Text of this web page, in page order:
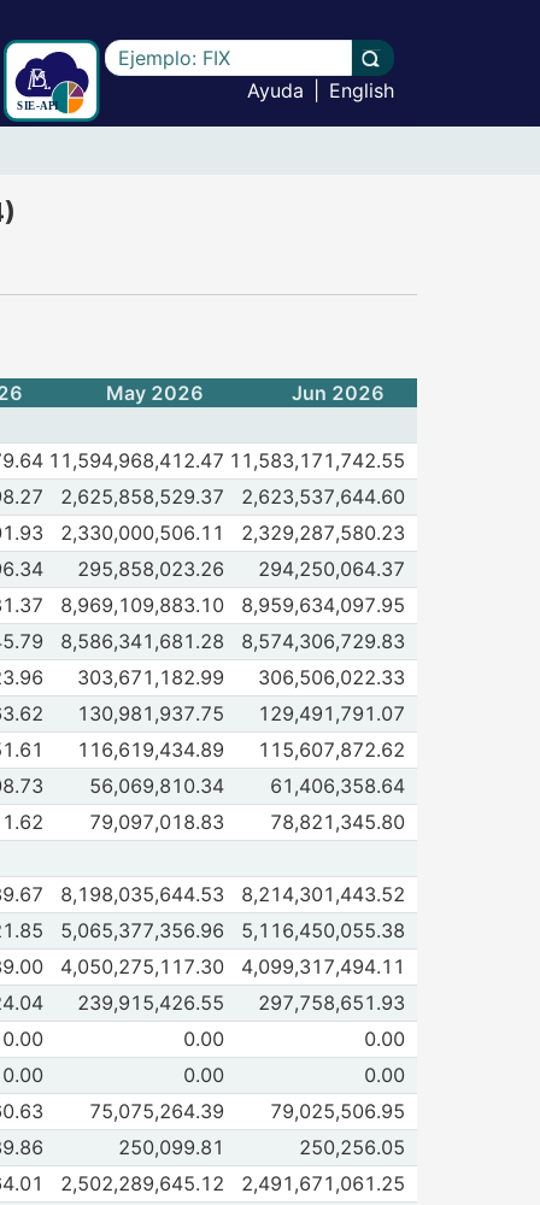
Escriba el texto a buscar
Llevar a cabo la
Ayuda
English
May 2026 Jun 2026
de TotalJun 2026
11,594,968,412.47 11,583,171,742.55
de Vivienda
Jun 2026
2,625,858,529.37 2,623,537,644.60
de Infonavit
Jun 2026
2,330,000,506.11 2,329,287,580.23
de Fovissste
Jun 2026
295,858,023.26 294,250,064.37
de RetiroJun 2026
8,969,109,883.10 8,959,634,097.95
de Acciones de las Siefores 1/
Jun 2026
8,586,341,681.28 8,574,306,729.83
de En Banco de México
Jun 2026
303,671,182.99 306,506,022.33
IMSSJun 2026
130,981,937.75 129,491,791.07
ISSSTEJun 2026
116,619,434.89 115,607,872.62
de Fondo de pensiones para el bienestar 2/
Jun 2026
56,069,810.34 61,406,358.64
de Bono de Pension ISSSTE 3/
Jun 2026
79,097,018.83 78,821,345.80
de Inversiones de las Siefores 4/
Jun 2026
8,198,035,644.53 8,214,301,443.52
de Inversión en valores internos
Jun 2026
5,065,377,356.96 5,116,450,055.38
de Gubernamentales
Jun 2026
4,050,275,117.30 4,099,317,494.11
de CetesJun 2026
239,915,426.55 297,758,651.93
Bondes
0.00 0.00 0.00
Bondes D
0.00 0.00 0.00
de Bondes F
Jun 2026
75,075,264.39 79,025,506.95
Bondes G
Jun 2026250,099.81 250,256.05
de Udibonos
Jun 2026
2,502,289,645.12 2,491,671,061.25